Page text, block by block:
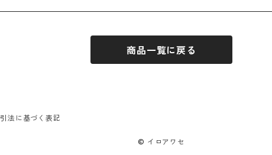
商品一覧に戻る
法に基づく表記
© イロアワセ